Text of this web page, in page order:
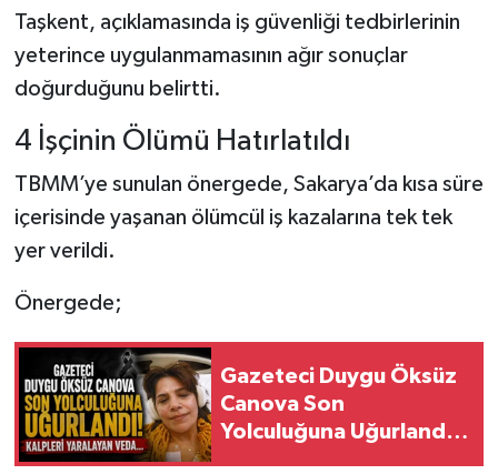
Taşkent, açıklamasında iş güvenliği tedbirlerinin
yeterince uygulanmamasının ağır sonuçlar
doğurduğunu belirtti.
4 İşçinin Ölümü Hatırlatıldı
TBMM’ye sunulan önergede, Sakarya’da kısa süre
içerisinde yaşanan ölümcül iş kazalarına tek tek
yer verildi.
Önergede;
Gazeteci Duygu Öksüz
Canova Son
Yolculuğuna Uğurlandı!